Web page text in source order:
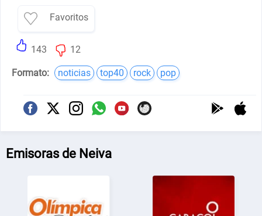
Favoritos
143 12
Formato: noticias top40 rock pop
Emisoras de Neiva